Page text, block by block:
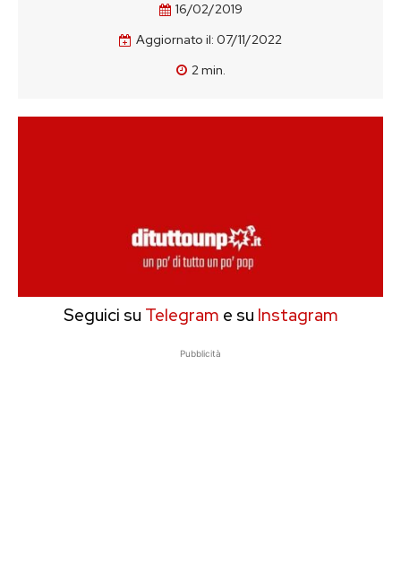
16/02/2019
Aggiornato il: 07/11/2022
2min.
Seguici su Telegram e su Instagram
Pubblicità